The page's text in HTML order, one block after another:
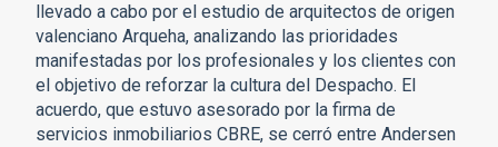
llevado a cabo por el estudio de arquitectos de origen
valenciano Arqueha, analizando las prioridades
manifestadas por los profesionales y los clientes con
el objetivo de reforzar la cultura del Despacho. El
acuerdo, que estuvo asesorado por la firma de
servicios inmobiliarios CBRE, se cerró entre Andersen